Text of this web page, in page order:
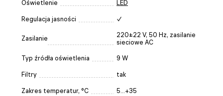
Oświetlenie LED
Regulacja jasności ✓
Zasilanie
220±22 V, 50 Hz, zasilanie
sieciowe AC
Typ źródła oświetlenia 9 W
Filtry tak
Zakres temperatur, °C 5...+35